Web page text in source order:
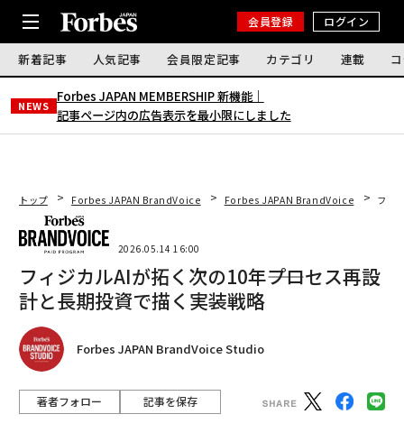
会員登録 ログイン
新着記事 人気記事 会員限定記事 カテゴリ 連載
NEWS
Forbes JAPAN MEMBERSHIP 新機能｜
記事ページ内の広告表示を最小限にしました
トップ Forbes JAPAN BrandVoice Forbes JAPAN BrandVoice フィ
2026.05.14 16:00
フィジカルAIが拓く次の10年――プロセス再設
計と長期投資で描く実装戦略
Forbes JAPAN BrandVoice Studio
著者フォロー 記事を保存